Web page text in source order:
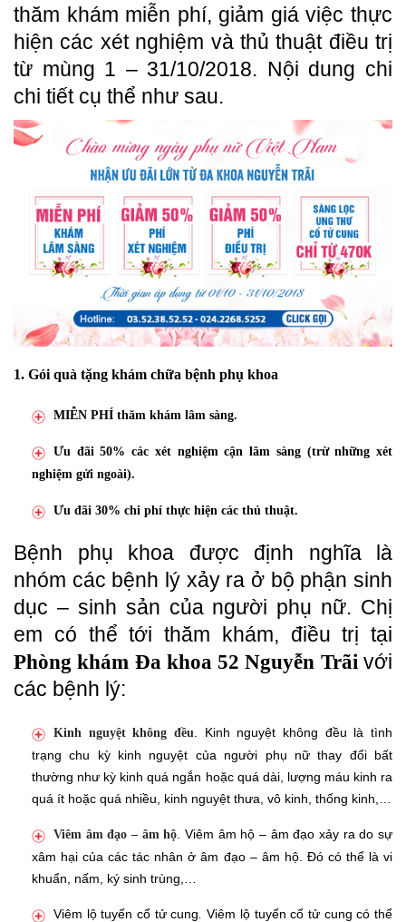
thăm khám miễn phí, giảm giá việc thực
hiện các xét nghiệm và thủ thuật điều trị
từ mùng 1 – 31/10/2018. Nội dung chi
chi tiết cụ thể như sau.
1. Gói quà tặng khám chữa bệnh phụ khoa
MIỄN PHÍ thăm khám lâm sàng.
Ưu đãi 50% các xét nghiệm cận lâm sàng (trừ những xét
nghiệm gửi ngoài).
Ưu đãi 30% chi phí thực hiện các thủ thuật.
Bệnh phụ khoa được định nghĩa là
nhóm các bệnh lý xảy ra ở bộ phận sinh
dục – sinh sản của người phụ nữ. Chị
em có thể tới thăm khám, điều trị tại
Phòng khám Đa khoa 52 Nguyễn Trãivới
các bệnh lý:
Kinh nguyệt không đều. Kinh nguyệt không đều là tình
trạng chu kỳ kinh nguyệt của người phụ nữ thay đổi bất
thường như kỳ kinh quá ngắn hoặc quá dài, lượng máu kinh ra
quá ít hoặc quá nhiều, kinh nguyệt thưa, vô kinh, thống kinh,…
Viêm âm đạo – âm hộ. Viêm âm hộ – âm đạo xảy ra do sự
xâm hại của các tác nhân ở âm đạo – âm hộ. Đó có thể là vi
khuẩn, nấm, ký sinh trùng,…
Viêm lộ tuyến cổ tử cung. Viêm lộ tuyến cổ tử cung có thể